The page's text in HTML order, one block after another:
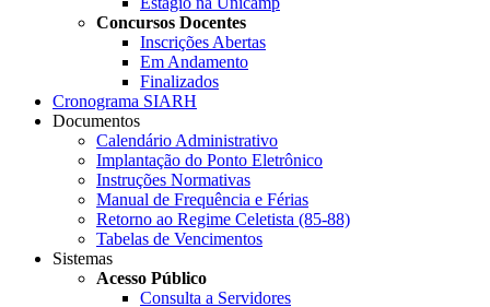
Concursos Docentes
Inscrições Abertas
Em Andamento
Finalizados
Cronograma SIARH
Documentos
Calendário Administrativo
Implantação do Ponto Eletrônico
Instruções Normativas
Manual de Frequência e Férias
Retorno ao Regime Celetista (85-88)
Tabelas de Vencimentos
Sistemas
Acesso Público
Consulta a Servidores